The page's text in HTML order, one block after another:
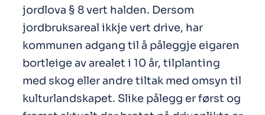
jordlova § 8 vert halden. Dersom
jordbruksareal ikkje vert drive, har
kommunen adgang til å påleggje eigaren
bortleige av arealet i 10 år, tilplanting
med skog eller andre tiltak med omsyn til
kulturlandskapet. Slike pålegg er først og